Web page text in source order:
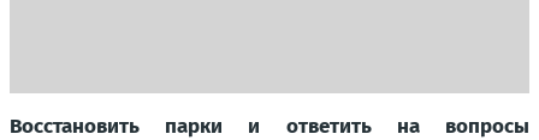
Восстановить парки и ответить на вопросы